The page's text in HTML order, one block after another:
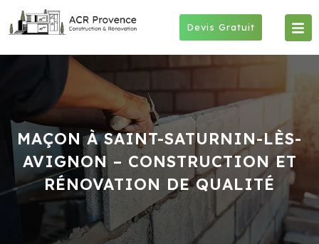
Devis Gratuit
MAÇON À SAINT-SATURNIN-LÈS-
AVIGNON – CONSTRUCTION ET
RÉNOVATION DE QUALITÉ